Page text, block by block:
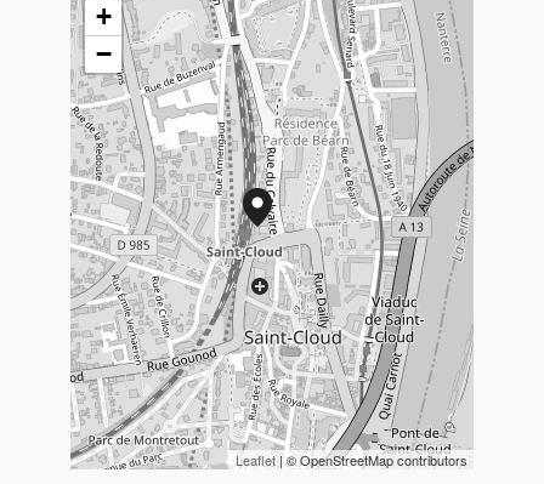
+
−
Leaflet| © OpenStreetMap contributors